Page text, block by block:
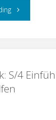
regelbasiertem
"100
Client"
S/4